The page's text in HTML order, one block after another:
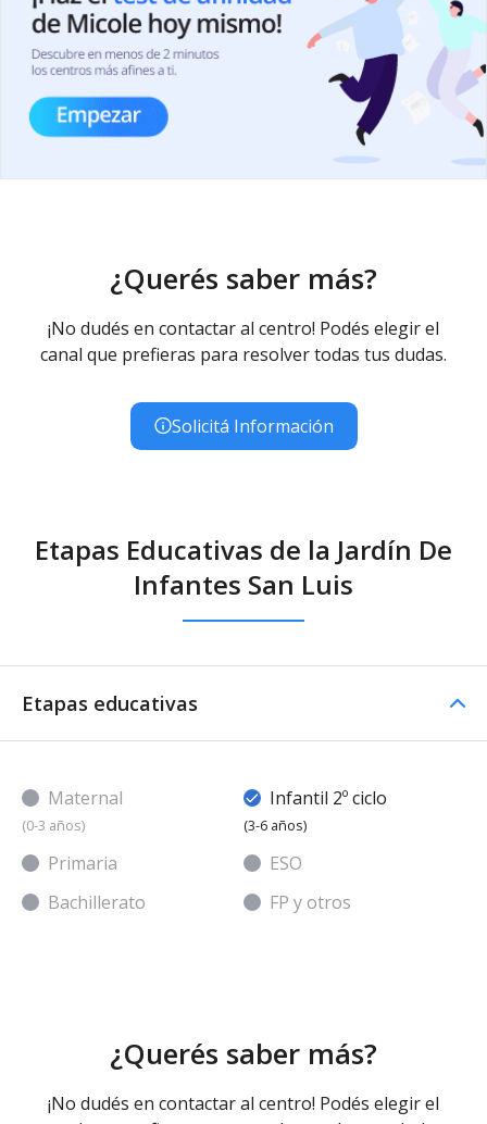
¿Querés saber más?
¡No dudés en contactar al centro! Podés elegir el
canal que prefieras para resolver todas tus dudas.
Solicitá Información
Etapas Educativas de la Jardín De
Infantes San Luis
Etapas educativas
Maternal
(0-3 años)
Infantil 2º ciclo
(3-6 años)
Primaria
ESO
Bachillerato
FP y otros
¿Querés saber más?
¡No dudés en contactar al centro! Podés elegir el